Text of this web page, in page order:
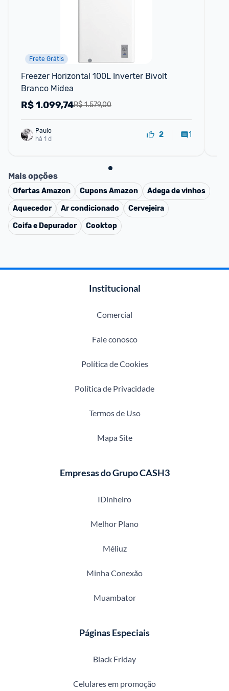
Frete Grátis
Freezer Horizontal 100L Inverter Bivolt
Branco Midea
R$ 1.579,00
R$1.099,74
Paulo
há 1 d
2 1
Mais opções
OfertasAmazon CuponsAmazon
Adega de vinhos
Aquecedor
Ar condicionado
Cervejeira
Coifa e Depurador
Cooktop
Institucional
Comercial
Fale conosco
Política de Cookies
Política de Privacidade
Termos de Uso
Mapa Site
Empresas do Grupo CASH3
IDinheiro
Melhor Plano
Méliuz
Minha Conexão
Muambator
Páginas Especiais
Black Friday
Celulares em promoção